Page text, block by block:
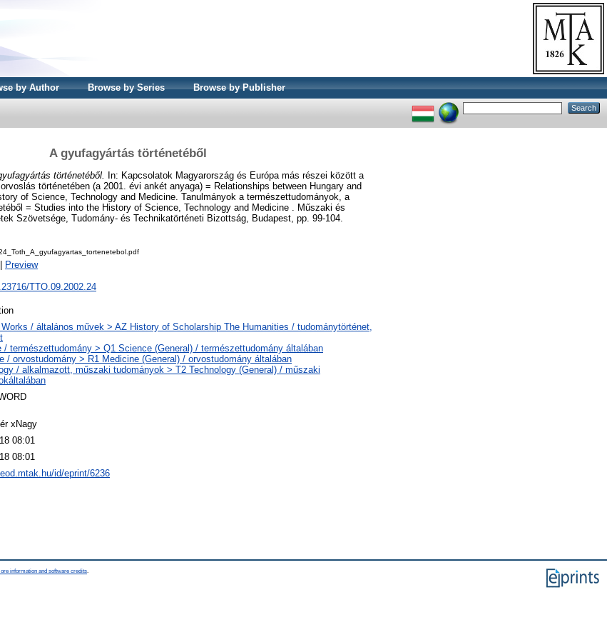
by Author Browse by Series Browse by Publisher
A gyufagyártás történetéből
történetéből.
In: Kapcsolatok Magyarország és Európa más részei között a
történetében (a 2001. évi ankét anyaga) = Relationships between Hungary and
of Science, Technology and Medicine. Tanulmányok a természettudományok, a
= Studies into the History of Science, Technology and Medicine . Műszaki és
Szövetsége, Tudomány- és Technikatörténeti Bizottság, Budapest, pp. 99-104.
Preview
TTO.09.2002.24
Works / általános művek > AZ History of Scholarship The Humanities / tudománytörténet,
/ természettudomány > Q1 Science (General) / természettudomány általában
/ orvostudomány > R1 Medicine (General) / orvostudomány általában
/ alkalmazott, műszaki tudományok > T2 Technology (General) / műszaki
xNagy
08:01
08:01
id/eprint/6236
information and software credits